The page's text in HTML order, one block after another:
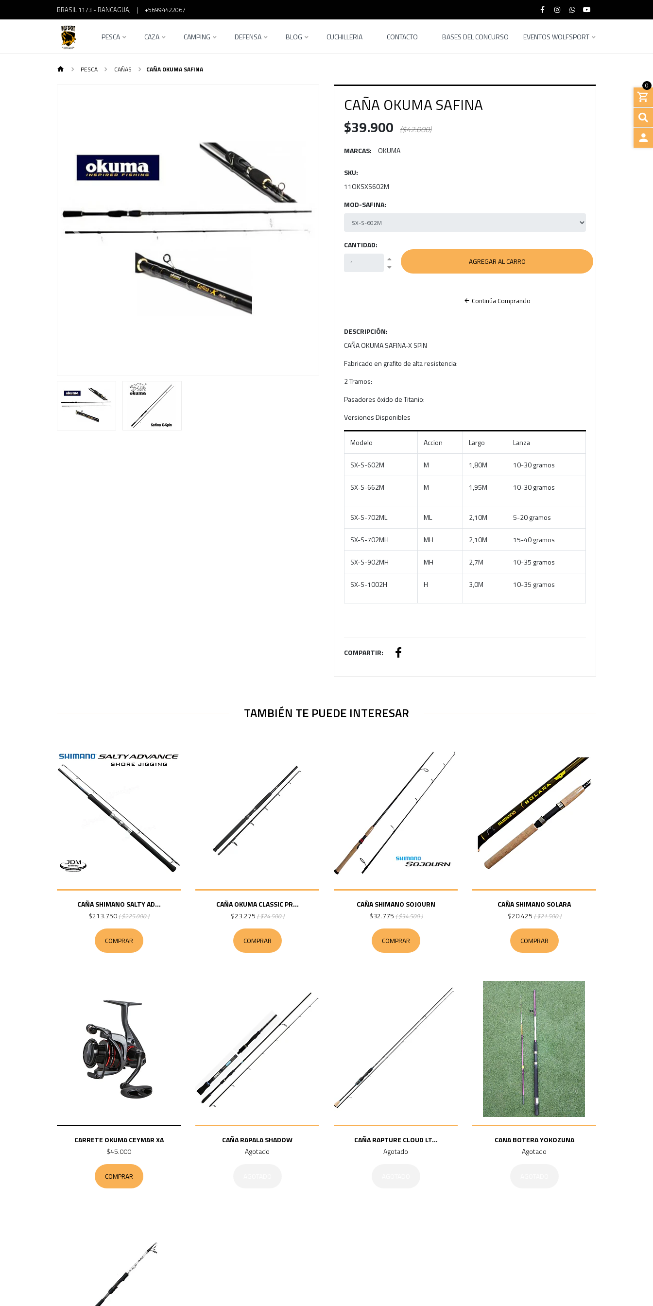
BRASIL 1173 - RANCAGUA, | +56994422067
PESCA CAZA CAMPING DEFENSA BLOG CUCHILLERIA CONTACTO BASES DEL CONCURSO EVENTOS WOLFSPORT
0
PESCA CAÑAS CAÑA OKUMA SAFINA
Previous Next
CAÑA OKUMA SAFINA
$39.900 ($42.000)
MARCAS: OKUMA
SKU:
11OKSXS602M
MOD-SAFINA:
CANTIDAD:
Continúa Comprando
DESCRIPCIÓN:
CAÑA OKUMA SAFINA-X SPIN
Fabricado en grafito de alta resistencia:
2 Tramos:
Pasadores óxido de Titanio:
Versiones Disponibles
Modelo Accion Largo Lanza
SX-S-602M M 1,80M 10-30 gramos
SX-S-662M M 1,95M 10-30 gramos
SX-S-702ML ML 2,10M 5-20 gramos
SX-S-702MH MH 2,10M 15-40 gramos
SX-S-902MH MH 2,7M 10-35 gramos
SX-S-1002H H 3,0M 10-35 gramos
COMPARTIR:
TAMBIÉN TE PUEDE INTERESAR
CAÑA SHIMANO SALTY AD...
$213.750( $225.000 )
COMPRAR
CAÑA OKUMA CLASSIC PR...
$23.275( $24.500 )
COMPRAR
CAÑA SHIMANO SOJOURN
$32.775( $34.500 )
COMPRAR
CAÑA SHIMANO SOLARA
$20.425( $21.500 )
COMPRAR
CARRETE OKUMA CEYMAR XA
$45.000
COMPRAR
CAÑA RAPALA SHADOW
Agotado
CAÑA RAPTURE CLOUD LT...
Agotado
CANA BOTERA YOKOZUNA
Agotado